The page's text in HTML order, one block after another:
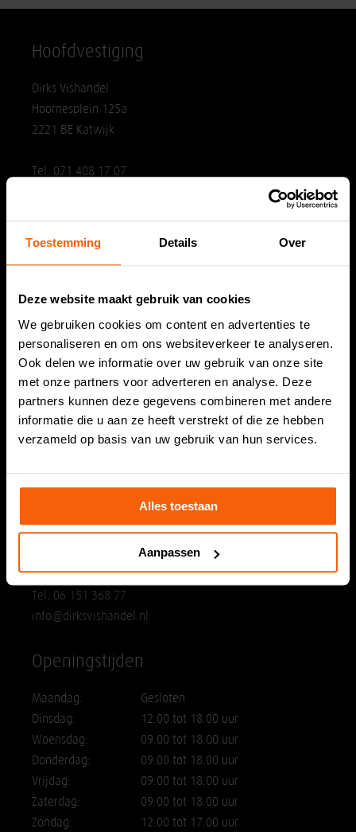
Toestemming Details Over
Deze website maakt gebruik van cookies
We gebruiken cookies om content en advertenties te
personaliseren en om ons websiteverkeer te analyseren.
Ook delen we informatie over uw gebruik van onze site
met onze partners voor adverteren en analyse. Deze
partners kunnen deze gegevens combineren met andere
informatie die u aan ze heeft verstrekt of die ze hebben
verzameld op basis van uw gebruik van hun services.
Alles toestaan
Aanpassen
Hoofdvestiging
Dirks Vishandel
Hoornesplein 125a
2221 BE Katwijk
Tel. 071 408 17 07
Openingstijden
Dinsdag:
08.30 tot 18.00 uur
Donderdag:
Vrijdag:
06.00 tot 18.00 uur
Zaterdag:
08.00 tot 18.00 uur
Zondag:
Gesloten
Vestiging Noordwijk
Bomstraat 25
Tel. 06 151 368 77
info@dirksvishandel.nl
Openingstijden
Maandag:
Gesloten
Dinsdag:
12.00 tot 18.00 uur
Woensdag:
09.00 tot 18.00 uur
Donderdag:
09.00 tot 18.00 uur
Vrijdag:
09.00 tot 18.00 uur
Zaterdag:
09.00 tot 18.00 uur
Zondag:
12.00 tot 17.00 uur